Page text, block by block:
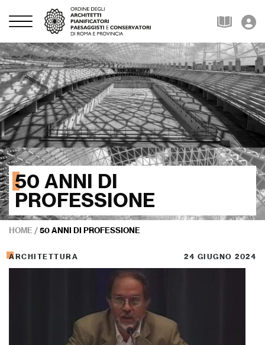
50 ANNI DI
PROFESSIONE
HOME /50 ANNI DI PROFESSIONE
ARCHITETTURA 24 GIUGNO 2024